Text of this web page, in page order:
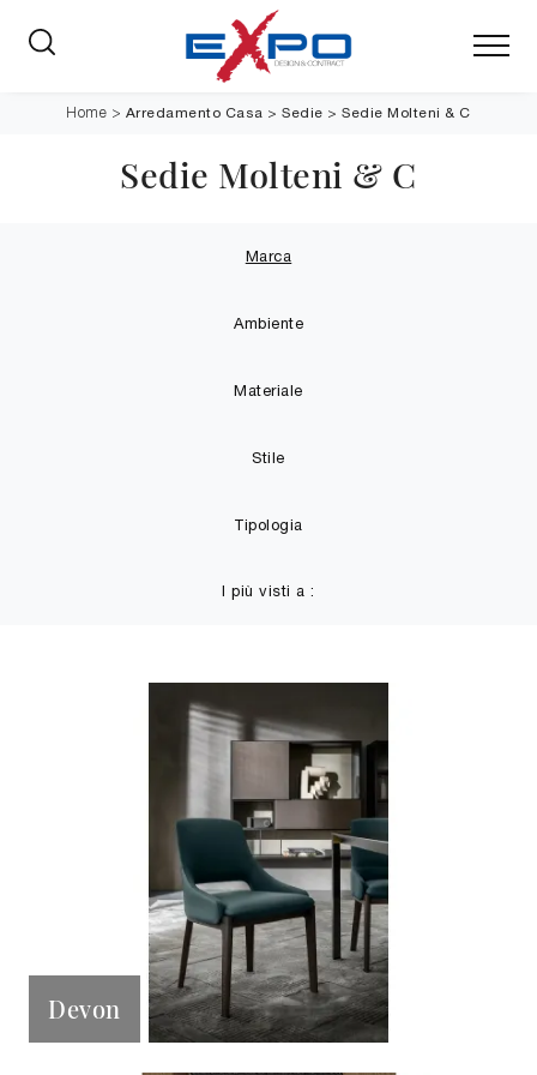
Home > Arredamento Casa >Sedie >Sedie Molteni & C
Sedie Molteni & C
Marca
Ambiente
Materiale
Stile
Tipologia
I più visti a :
Devon